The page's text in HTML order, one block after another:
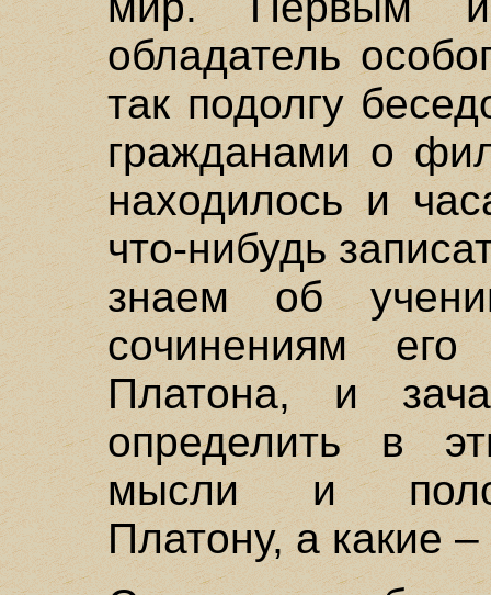
обладатель
так подолгу
гражданами о
находилось и
что-нибудь
знаем об
сочинениям его
Платона, и
определить в
мысли и
Платону, а какие –